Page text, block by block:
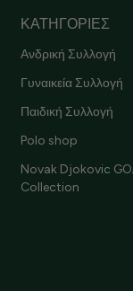
ΚΑΤΗΓΟΡΙΕΣ
Ανδρική Συλλογή
Γυναικεία Συλλογή
Παιδική Συλλογή
Polo shop
Novak Djokovic
Collection